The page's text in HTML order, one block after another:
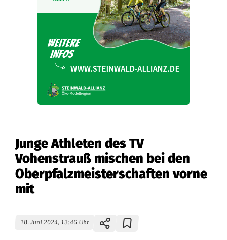
Junge Athleten des TV
Vohenstrauß mischen bei den
Oberpfalzmeisterschaften vorne
mit
18. Juni 2024, 13:46 Uhr